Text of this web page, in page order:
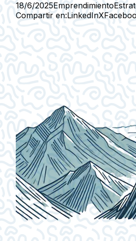
18/6/2025Emprendimiento
Compartir en:LinkedInX